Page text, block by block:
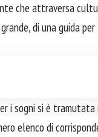
che attraversa
di una guida
i sogni si è tramutata
elenco di